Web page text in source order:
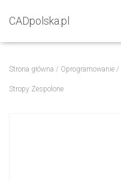
CADpolska.pl
Strona główna / Oprogramowanie /
Stropy Zespolone